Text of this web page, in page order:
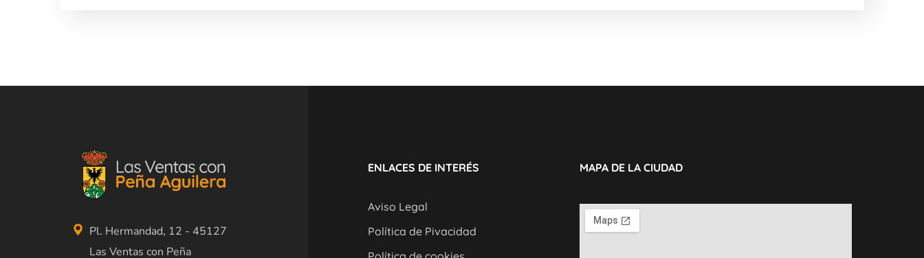
Pl. Hermandad, 12 - 45127
Las Ventas con Peña
ENLACES DE INTERÉS
Aviso Legal
Política de Pivacidad
MAPA DE LA CIUDAD